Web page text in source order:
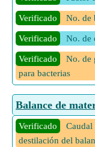
molécula lineal
Creado
no lineal
Creado
molécula lineal
Creado
molécula lineal
Verificado No. de
Verificado No. de
Verificado
No. de
para bacterias
Verificado Tasa
Verificado
Unidad
Balance de
Verificado
Caudal
destilación del